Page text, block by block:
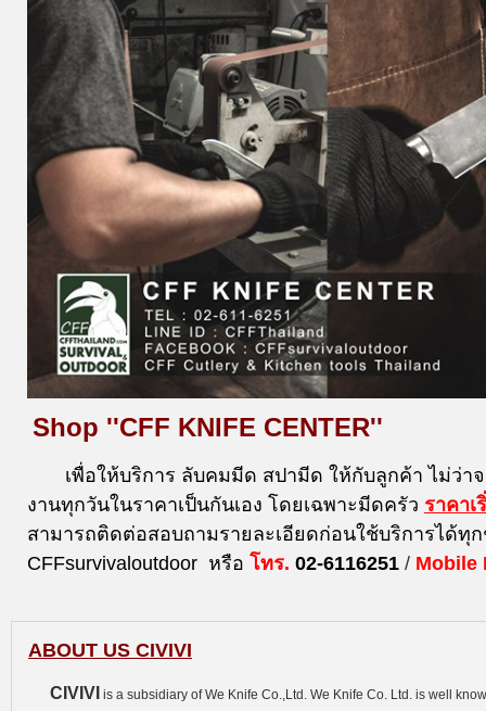
Shop ''CFF KNIFE CENTER''
เพื่อให้บริการ ลับคมมีด สปามีด ให้กับลูกค้า ไม่ว่
งานทุกวันในราคาเป็นกันเอง โดยเฉพาะมีดครัว ราคาเ
สามารถติดต่อสอบถามรายละเอียดก่อนใช้บริการได้ทุ
CFFsurvivaloutdoor หรือ โทร. 02-6116251 / Mobile
ABOUT US CIVIVI
CIVIVI is a subsidiary of We Knife Co.,Ltd. We Knife Co. Ltd. is well